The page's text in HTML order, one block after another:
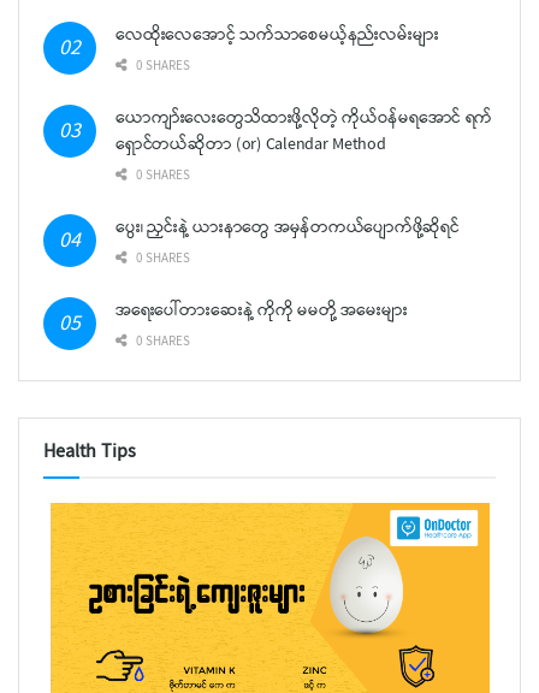
လေထိုးလေအောင့် သက်သာစေမယ့်နည်းလမ်းများ
0 SHARES
ယောကျာ်းလေးတွေသိထားဖို့လိုတဲ့ ကိုယ်ဝန်မရအောင် ရက်
ရှောင်တယ်ဆိုတာ (or) Calendar Method
0 SHARES
ပွေး၊ ညှင်းနဲ့ ယားနာတွေ အမှန်တကယ်ပျောက်ဖို့ဆိုရင်
0 SHARES
အရေးပေါ်တားဆေးနဲ့ ကိုကို မမတို့ အမေးများ
0 SHARES
Health Tips